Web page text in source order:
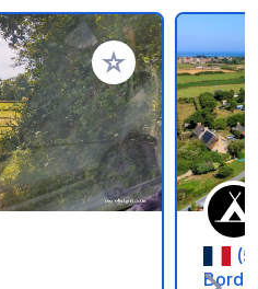
Voeg toe aan je
Bord